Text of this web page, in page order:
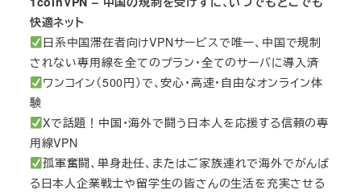
快適ネット
日系中国滞在者向けVPNサービスで唯一、中国で規制
されない専用線を全てのプラン・全てのサーバに導入済
ワンコイン（500円）で、安心・高速・自由なオンライン体
験
Xで話題！中国・海外で闘う日本人を応援する信頼の専
用線VPN
孤軍奮闘、単身赴任、またはご家族連れで海外でがんば
る日本人企業戦士や留学生の皆さんの生活を充実させる